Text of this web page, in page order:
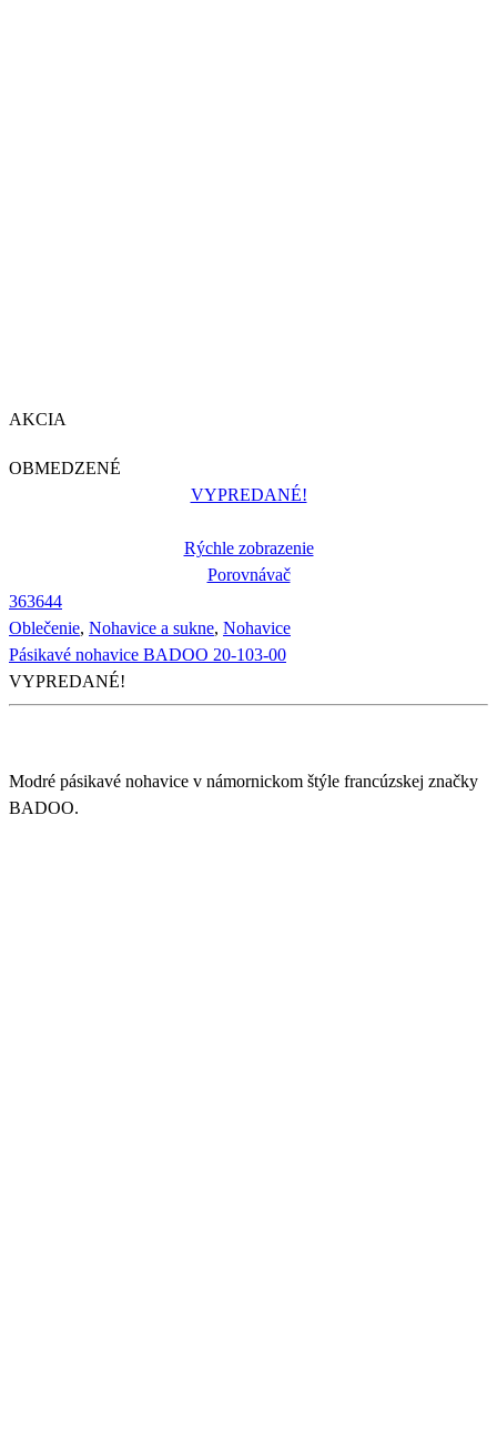
AKCIA
OBMEDZENÉ
VYPREDANÉ!
Rýchle zobrazenie
Porovnávač
363644
Oblečenie, Nohavice a sukne, Nohavice
Pásikavé nohavice BADOO 20-103-00
VYPREDANÉ!
Modré pásikavé nohavice v námornickom štýle francúzskej značky
BADOO.